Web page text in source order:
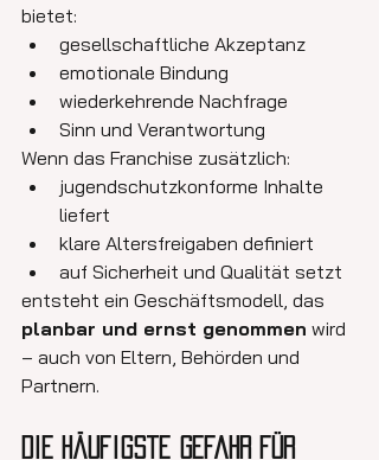
bietet:
gesellschaftliche Akzeptanz
emotionale Bindung
wiederkehrende Nachfrage
Sinn und Verantwortung
Wenn das Franchise zusätzlich:
jugendschutzkonforme Inhalte
liefert
klare Altersfreigaben definiert
auf Sicherheit und Qualität setzt
entsteht ein Geschäftsmodell, das
planbar und ernst genommen wird
– auch von Eltern, Behörden und
Partnern.
Die häufigste Gefahr für